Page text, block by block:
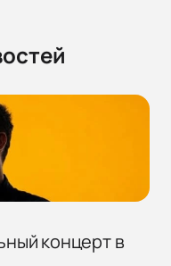
концерт в